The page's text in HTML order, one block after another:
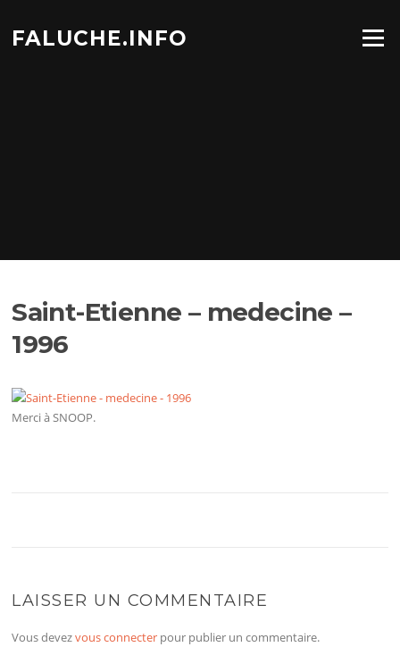
contenu
FALUCHE.INFO Menu
Saint-Etienne – medecine –
1996
Merci à SNOOP.
LAISSER UN COMMENTAIRE
Vous devezvous connecter pour publier un commentaire.